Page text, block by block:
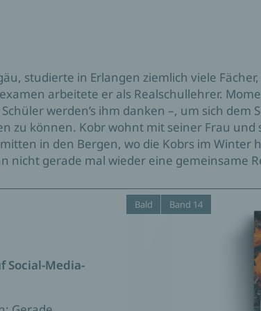
studierte in Erlangen ziemlich viele
arbeitete er als Realschullehrer.
werden’s ihm danken –, um sich dem
zu können. Kobr wohnt mit seiner Frau und
in den Bergen, wo die Kobrs im Winter
nicht gerade mal wieder eine gemeinsame
Social-Media-
Bald Band 14